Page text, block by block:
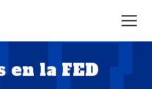
en la FED